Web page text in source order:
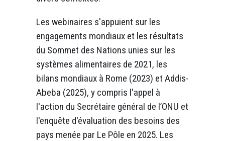
Les webinaires s'appuient sur les
engagements mondiaux et les résultats
du Sommet des Nations unies sur les
systèmes alimentaires de 2021, les
bilans mondiaux à Rome (2023) et Addis-
Abeba (2025), y compris l'appel à
l'action du Secrétaire général de l’ONU et
l'enquête d'évaluation des besoins des
pays menée par Le Pôle en 2025. Les